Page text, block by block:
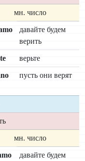
мн. число
давайте будем
верить
верьте
пусть они верят
мн. число
давайте будем